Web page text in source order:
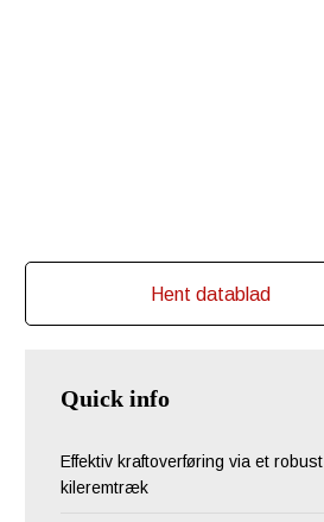
Hent datablad
Quick info
Effektiv kraftoverføring via et robust
kileremtræk